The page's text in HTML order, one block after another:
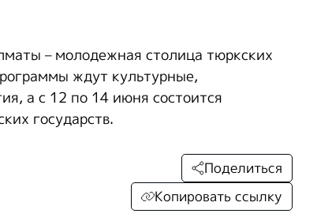
– молодежная столица тюркских
ждут культурные,
а с 12 по 14 июня состоится
государств.
Поделиться
Копировать ссылку